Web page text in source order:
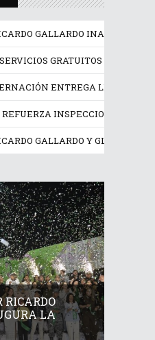
GALLARDO INAUGURA
GRATUITOS A
ENTREGA LICENCIAS
INSPECCIONES EN
GALLARDO Y GLORIA
RICARDO
LA